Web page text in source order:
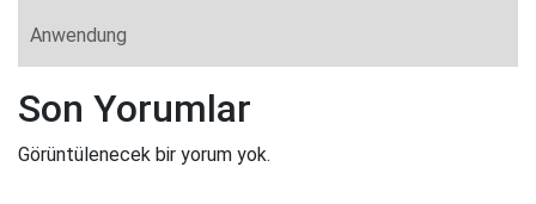
Anwendung
Son Yorumlar
Görüntülenecek bir yorum yok.